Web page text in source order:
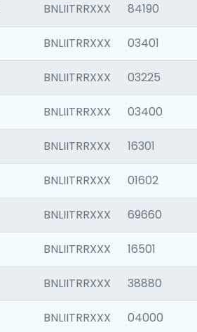
BNLIITRRXXX 84190
BNLIITRRXXX 03401
BNLIITRRXXX 03225
BNLIITRRXXX 03400
BNLIITRRXXX 16301
BNLIITRRXXX 01602
BNLIITRRXXX 69660
BNLIITRRXXX 16501
BNLIITRRXXX 38880
BNLIITRRXXX 04000